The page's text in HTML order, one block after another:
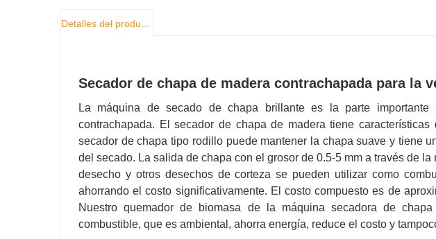
Detalles del producto
Secador de chapa de madera contrachapada para la
La máquina de secado de chapa brillante es la parte
contrachapada. El secador de chapa de madera tiene
secador de chapa tipo rodillo puede mantener la chapa suave y tiene
del secado. La salida de chapa con el grosor de 0.5-5 mm a través de
desecho y otros desechos de corteza se pueden utilizar como
ahorrando el costo significativamente. El costo compuesto es de
Nuestro quemador de biomasa de la máquina secadora de
combustible, que es ambiental, ahorra energía, reduce el costo y